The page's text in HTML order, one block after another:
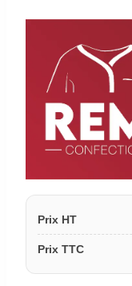
Prix HT
Prix TTC